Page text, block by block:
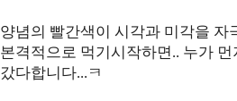
양념의 빨간색이 시각과 미각을 자
본격적으로 먹기시작하면.. 누가
갔다합니다...ㅋ